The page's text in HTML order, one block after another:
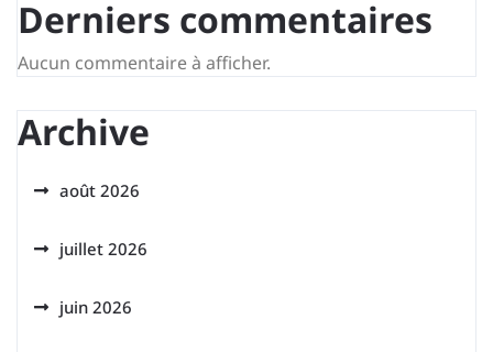
Derniers commentaires
Aucun commentaire à afficher.
Archive
août 2026
juillet 2026
juin 2026